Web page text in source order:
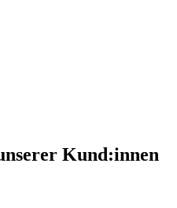
Kund:innen